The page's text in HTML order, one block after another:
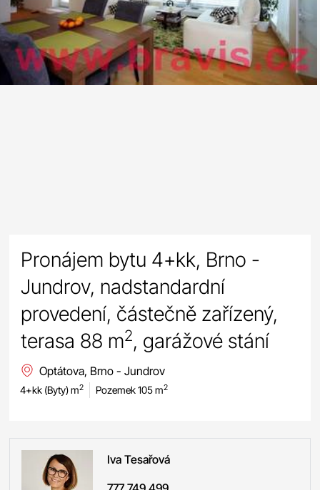
Pronájem bytu 4+kk, Brno -
Jundrov, nadstandardní
provedení, částečně zařízený,
terasa 88 m2, garážové stání
Optátova, Brno - Jundrov
4+kk (Byty) m2 Pozemek 105 m2
IvaTesařová